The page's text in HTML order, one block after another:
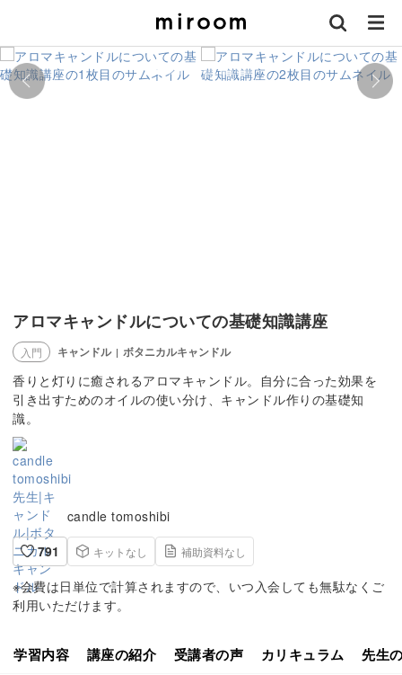
アロマキャンドルについての基礎知識講座
入門 キャンドル | ボタニカルキャンドル
香りと灯りに癒されるアロマキャンドル。自分に合った効果を
引き出すためのオイルの使い分け、キャンドル作りの基礎知
識。
candle tomoshibi
791
キットなし 補助資料なし
※会費は日単位で計算されますので、いつ入会しても無駄なくご
利用いただけます。
学習内容 講座の紹介 受講者の声 カリキュラム 先生